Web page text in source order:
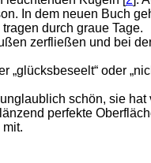
In dem neuen Buch
durch graue Tage.
zerfließen und bei
„glücksbeseelt“ oder
schön, sie
perfekte